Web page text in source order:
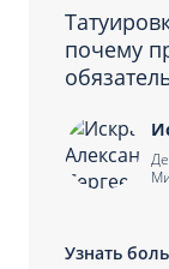
почему
Узнать